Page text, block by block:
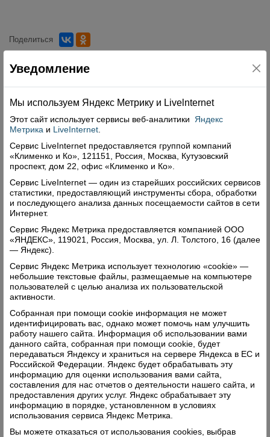
Поделиться
Комментарии (0)
Свежий номер
Уведомление
Мы используем Яндекс Метрику и Livelnternet
Этот сайт использует сервисы веб-аналитики
Яндекс
Метрика и LiveInternet
Сервис LiveInternet предоставляется группой компаний
«Клименко и Ко», 121151, Россия, Москва, Кутузовский
проспект, дом 22, офис «Клименко и Ко».
Сервис LiveInternet — один из старейших российских сервисов
статистики, предоставляющий инструменты сбора, обработки
и последующего анализа данных посещаемости сайтов в сети
Интернет.
Сервис Яндекс Метрика предоставляется компанией ООО
«ЯНДЕКС», 119021, Россия, Москва, ул. Л. Толстого, 16 (далее
— Яндекс).
Сервис Яндекс Метрика использует технологию «cookie» —
небольшие текстовые файлы, размещаемые на компьютере
пользователей с целью анализа их пользовательской
активности.
Собранная при помощи cookie информация не может
идентифицировать вас, однако может помочь нам улучшить
работу нашего сайта. Информация об использовании вами
данного сайта, собранная при помощи cookie, будет
передаваться Яндексу и храниться на сервере Яндекса в ЕС и
Российской Федерации. Яндекс будет обрабатывать эту
информацию для оценки использования вами сайта,
составления для нас отчетов о деятельности нашего сайта, и
предоставления других услуг. Яндекс обрабатывает эту
информацию в порядке, установленном в условиях
использования сервиса Яндекс Метрика.
Вы можете отказаться от использования cookies, выбрав